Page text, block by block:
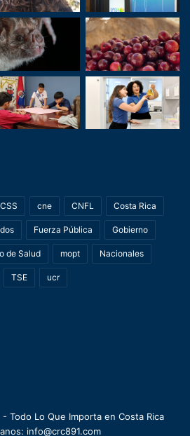
cne CNFL Costa Rica
Fuerza Pública Gobierno
de Salud mopt Nacionales
TSE ucr
Todo Lo Que Importa en Costa Rica
info@crc891.com